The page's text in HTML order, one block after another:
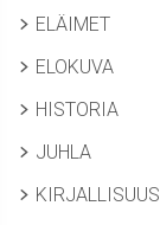
ELÄIMET
ELOKUVA
HISTORIA
JUHLA
KIRJALLISUUS